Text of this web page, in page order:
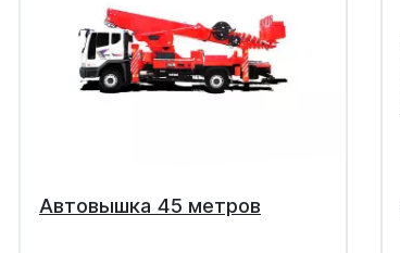
Автовышка 45 метров